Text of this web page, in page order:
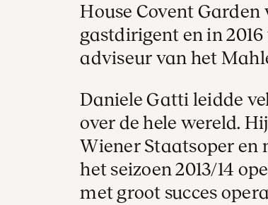
House Covent Garden
gastdirigent en in
adviseur van het
Daniele Gatti leidde
over de hele wereld.
Wiener Staatsoper en
het seizoen 2013/14
met groot succes